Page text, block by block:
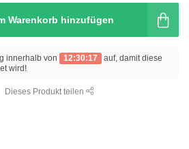
Warenkorb hinzufügen
innerhalb von 12:30:17
auf, damit diese
wird!
Dieses Produkt teilen